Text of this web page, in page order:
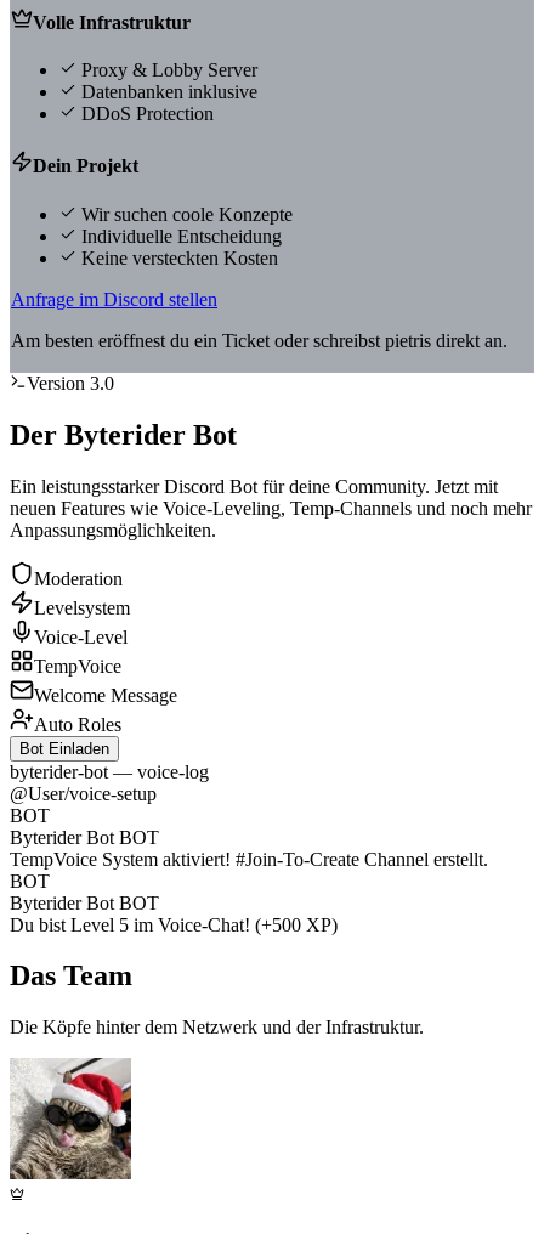
Volle Infrastruktur
Proxy & Lobby Server
Datenbanken inklusive
DDoS Protection
Dein Projekt
Wir suchen coole Konzepte
Individuelle Entscheidung
Keine versteckten Kosten
Anfrage im Discord stellen
Am besten eröffnest du ein Ticket oder schreibst pietris direkt an.
Version 3.0
Der Byterider Bot
Ein leistungsstarker Discord Bot für deine Community. Jetzt mit
neuen Features wie Voice-Leveling, Temp-Channels und noch mehr
Anpassungsmöglichkeiten.
Moderation
Levelsystem
Voice-Level
TempVoice
Welcome Message
Auto Roles
Bot Einladen
byterider-bot — voice-log
@User/voice-setup
BOT
Byterider Bot BOT
TempVoice System aktiviert! #Join-To-Create Channel erstellt.
BOT
Byterider Bot BOT
Du bist Level 5 im Voice-Chat! (+500 XP)
Das Team
Die Köpfe hinter dem Netzwerk und der Infrastruktur.